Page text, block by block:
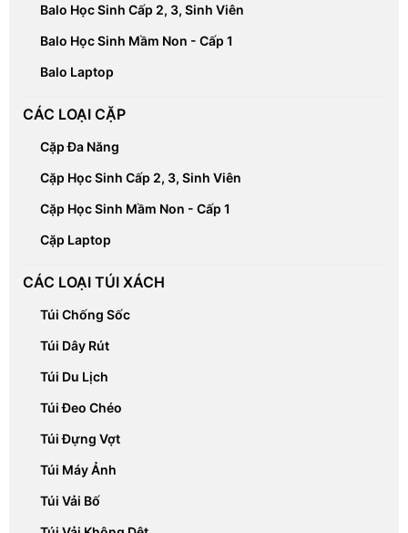
Balo Học Sinh Cấp 2, 3, Sinh Viên
Balo Học Sinh Mầm Non - Cấp 1
Balo Laptop
CÁC LOẠI CẶP
Cặp Đa Năng
Cặp Học Sinh Cấp 2, 3, Sinh Viên
Cặp Học Sinh Mầm Non - Cấp 1
Cặp Laptop
CÁC LOẠI TÚI XÁCH
Túi Chống Sốc
Túi Dây Rút
Túi Du Lịch
Túi Đeo Chéo
Túi Đựng Vợt
Túi Máy Ảnh
Túi Vải Bố